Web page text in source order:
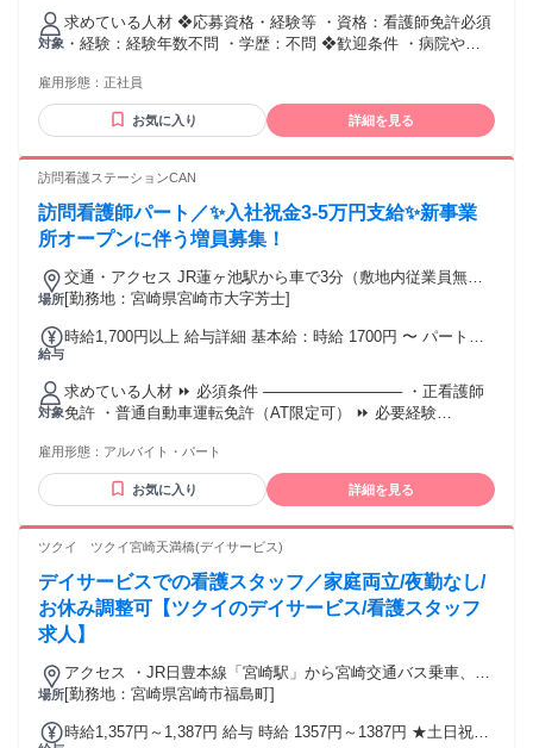
し 【一律手当】 全員に一律で支払われる通勤・皆勤・家族手
当金額：あり 1ヶ月あたり2万5000円 全員に一律で支払われる
その他手当金額：あり 1ヶ月あたり6000円 【給与】 月給
209,000円〜250,000円 ＜内訳＞ ・基本給：178,000円〜
【手当・賞与】 ・夜勤手当：9,500円〜10,000円／回 ・住宅
手当あり ・扶養手当あり ・通勤手当：月額上限6,200円 ・昇
給あり（前年度実績あり） ・賞与年2回（前年度実績：計4.0
か月分）
対象
求めている人材 ❖応募資格・経験等 ・資格：看護師免許必須
・経験：経験年数不問 ・学歴：不問 ❖歓迎条件 ・病院や病
ンクから復職したい方 ・精神科未経験の方も歓迎します ❖こ
んな方にピッタリ！ ・家庭と両立しながら正社員で働きたい
方 ・残業のない職場で生活リズムを整えたい方 ・患者さんと
方 ・チームワークを大切にできる方
雇用形態： 正社員
お気に入り 詳細を見る
訪問看護ステーションCAN
訪問看護師パート／✨入社祝金3-5万円支給✨新事業
所オープンに伴う増員募集！
場所
交通・アクセス JR蓮ヶ池駅から車で3分（敷地内従業員無料
駐車場有）
[勤務地：宮崎県宮崎市大字芳士]
給与
時給1,700円以上 給与詳細 基本給：時給 1700円 〜 パート
します。 正看護師の資格手当は、短時間勤務の方にも支給し
ます（競合の多くはフルタイムのみ）。 ・通勤手当は実費支
給。 ・昇給あり。 ・入社祝い金は、フルタイム勤務の方に5
万円、短時間勤務の方に3万円をお渡しします（※社内規定あ
希望の方のみ手当付きで相談可）。
対象
求めている人材 ⏩ 必須条件 ───────────── ・正看護師
免許 ・普通自動車運転免許（AT限定可） ⏩ 必要経験
OK） ⏩ 歓迎条件 ───────────── ・病棟・クリニック等
での看護経験 ・「無理のない範囲で看護に戻りたい」方／W
ワーク・扶養内で働きたい方 ⏩ こんな方にピッタリ
方も大歓迎です。先輩がマンツーマンで同行し、独り立ちま
分のペースで看護を続けたい」という方に、週2日〜・午前の
みから始められる働き方をご用意しています。
雇用形態： アルバイト・パート
お気に入り 詳細を見る
ツクイ ツクイ宮崎天満橋(デイサービス)
デイサービスでの看護スタッフ／家庭両立/夜勤なし/
お休み調整可【ツクイのデイサービス/看護スタッフ
求人】
場所
アクセス ・JR日豊本線「宮崎駅」から宮崎交通バス乗車、
「病院下」下車徒歩約1分
[勤務地：宮崎県宮崎市福島町]
時給1,357円～1,387円 給与 時給 1357円～1387円 ★土日祝日